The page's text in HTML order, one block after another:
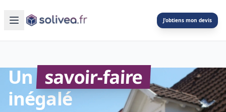
J'obtiens mon devis
Un savoir-faire
inégalé